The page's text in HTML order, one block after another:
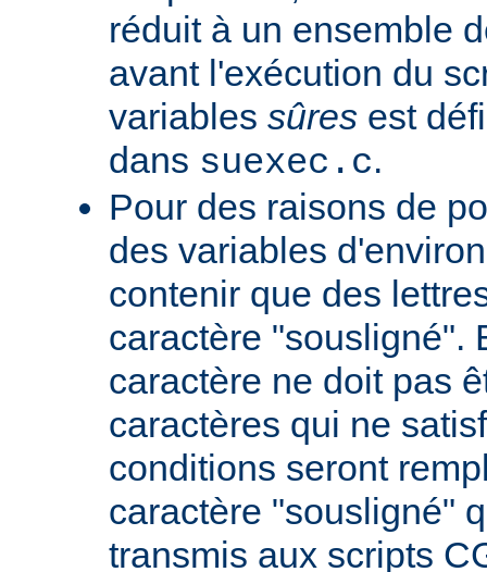
réduit à un ensemble
avant l'exécution du
variables sûres est
dans suexec.c.
Pour des raisons de
des variables
contenir que des
caractère "sousligné".
caractère ne doit pas
caractères qui ne
conditions seront
caractère "sousligné"
transmis aux scripts